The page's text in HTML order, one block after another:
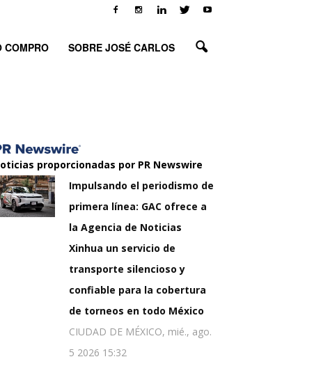
COMPRO SOBRE JOSÉ CARLOS
proporcionadas por PR Newswire
Impulsando el periodismo de
primera línea: GAC ofrece a
la Agencia de Noticias
Xinhua un servicio de
transporte silencioso y
confiable para la cobertura
de torneos en todo México
CIUDAD DE MÉXICO, mié., ago.
5 2026 15:32